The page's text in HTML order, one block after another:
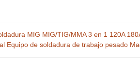
MIG MIG/TIG/MMA 3 en 1 120A
Equipo de soldadura de trabajo pesado